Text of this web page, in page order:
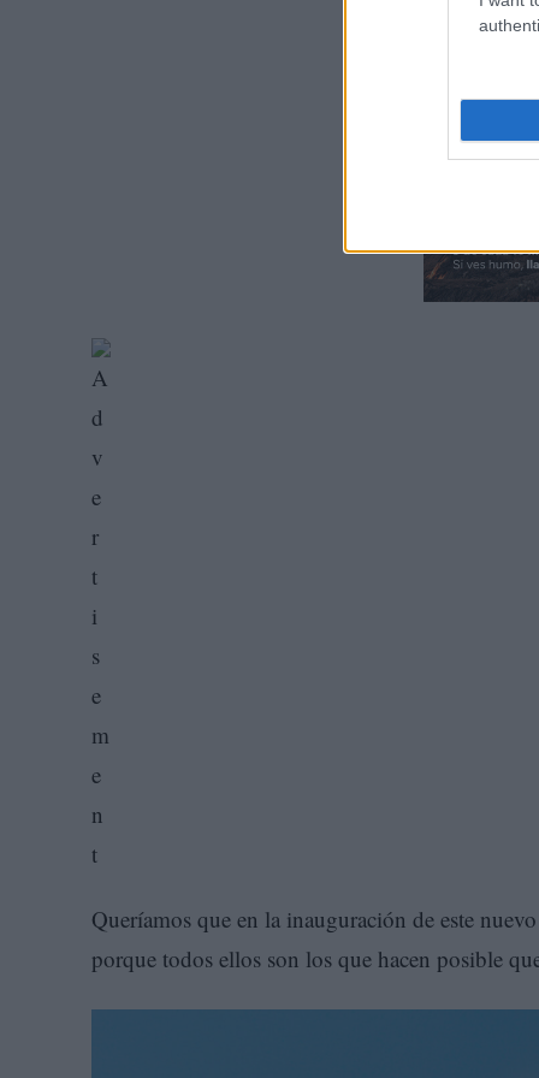
Queríamos que en la inauguración de este
porque todos ellos son los que hacen posible